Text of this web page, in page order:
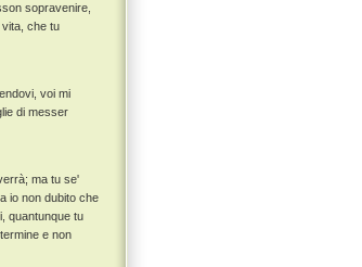
sopravenire,
che tu
voi mi
di messer
ma tu se'
io non dubito che
quantunque tu
e non